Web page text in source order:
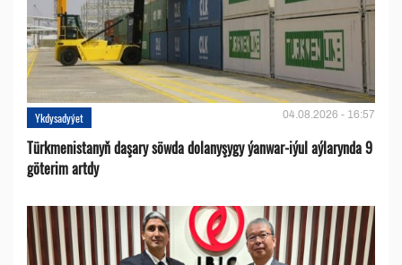
Ykdysadyýet 04.08.2026 - 16:57
Türkmenistanyň daşary söwda dolanyşygy ýanwar-iýul aýlarynda 9
göterim artdy